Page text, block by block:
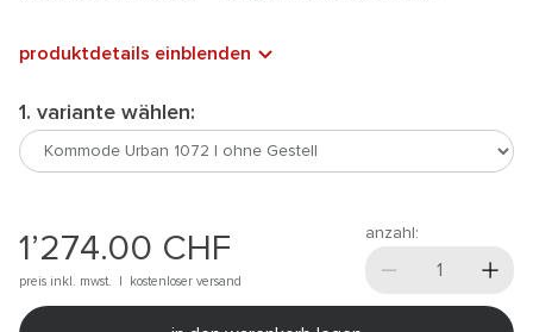
produktdetails einblenden
1. variante wählen:
1’274.00 CHF
preis inkl. mwst. | kostenloser versand
anzahl: